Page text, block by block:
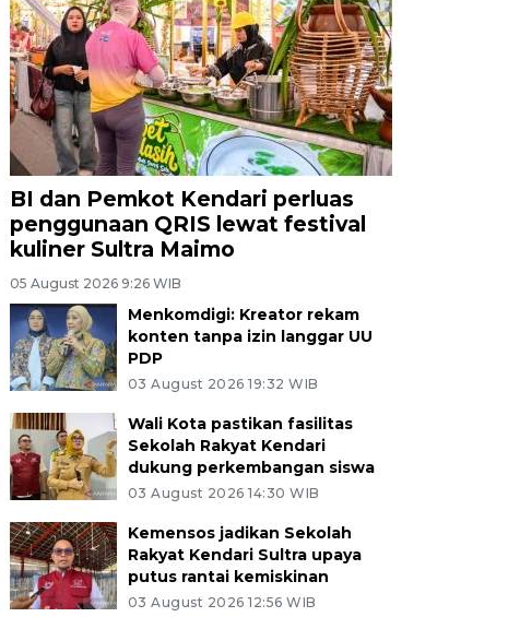
BI dan Pemkot Kendari perluas
penggunaan QRIS lewat festival
kuliner Sultra Maimo
05 August 2026 9:26 WIB
Menkomdigi: Kreator rekam
konten tanpa izin langgar UU
PDP
03 August 2026 19:32 WIB
Wali Kota pastikan fasilitas
Sekolah Rakyat Kendari
dukung perkembangan siswa
03 August 2026 14:30 WIB
Kemensos jadikan Sekolah
Rakyat Kendari Sultra upaya
putus rantai kemiskinan
03 August 2026 12:56 WIB